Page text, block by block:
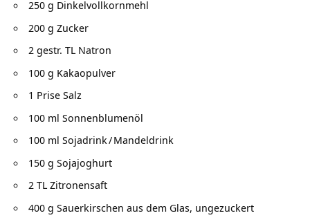
250 g Dinkelvollkornmehl
200 g Zucker
2 gestr. TL Natron
100 g Kakaopulver
1 Prise Salz
100 ml Sonnenblumenöl
100 ml Sojadrink / Mandeldrink
150 g Sojajoghurt
2 TL Zitronensaft
400 g Sauerkirschen aus dem Glas, ungezuckert